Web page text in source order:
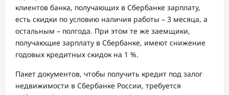
клиентов банка, получающих в Сбербанке зарплату,
есть скидки по условию наличия работы – 3 месяца, а
остальным – полгода. При этом те же заемщики,
получающие зарплату в Сбербанке, имеют снижение
годовых кредитных скидок на 1 %.
Пакет документов, чтобы получить кредит под залог
недвижимости в Сбербанке России, требуется